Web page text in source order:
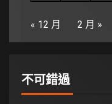
« 12 月 2 月 »
不可錯過